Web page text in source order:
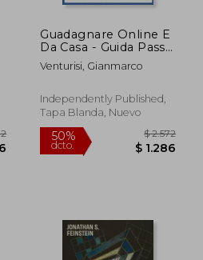
50%
Guadagnare Online E
Da Casa - Guida Passo
Passo Alla Liberta'
Finanziaria: Guida
Ottenere Un Reddito
Passivo Ed Investire
Italiano)
Venturisi, Gianmarco
Independently Published,
Tapa Blanda, Nuevo